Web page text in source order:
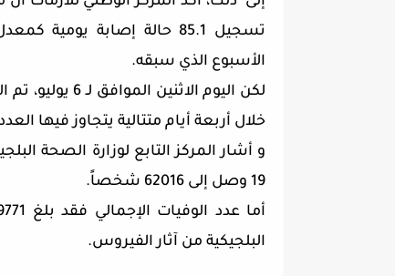
الأسبوع الذي سبقه.
خلال أربعة أيام متتالية يتجاوز فيها العدد 100 حالة
و أشار المركز التابع لوزارة الصحة
19 وصل إلى 62016 شخصاً.
البلجيكية من آثار الفيروس.